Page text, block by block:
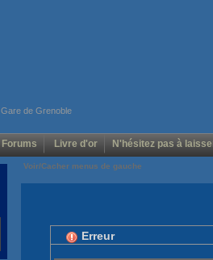
Gare de Grenoble
Forums Livre d'or N'hésitez pas à
Voir/Cacher menus de gauche
Erreur